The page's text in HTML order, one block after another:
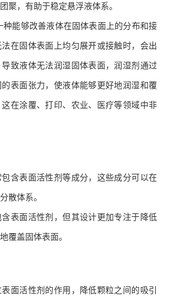
聚，有助于稳定悬浮液体系。
种能够改善液体在固体表面上的分布和接
在固体表面上均匀展开或接触时，会出
致液体无法润湿固体表面，润湿剂通过
表面张力，使液体能够更好地润湿和覆
在涂覆、打印、农业、医疗等领域中非
含表面活性剂等成分，这些成分可以在
散体系。
表面活性剂，但其设计更加专注于降低
覆盖固体表面。
面活性剂的作用，降低颗粒之间的吸引